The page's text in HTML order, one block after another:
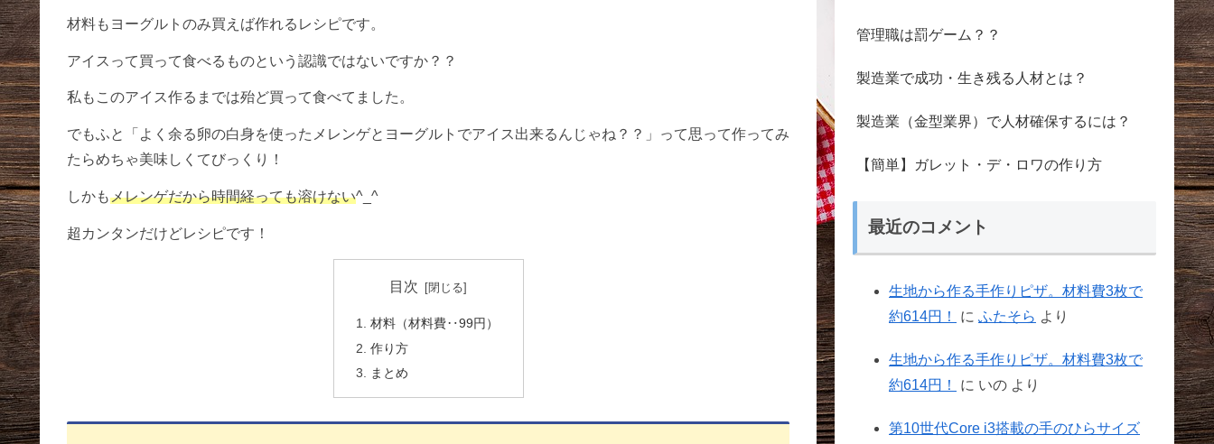
材料もヨーグルトのみ買えば作れるレシピです。
アイスって買って食べるものという認識ではないですか？？
私もこのアイス作るまでは殆ど買って食べてました。
でもふと「よく余る卵の白身を使ったメレンゲとヨーグルトでアイス出来るんじゃね？？」って思って作ってみ
たらめちゃ美味しくてびっくり！
しかもメレンゲだから時間経っても溶けない^_^
超カンタンだけどレシピです！
目次
材料（材料費‥99円）
作り方
まとめ
管理職は罰ゲーム？？
製造業で成功・生き残る人材とは？
製造業（金型業界）で人材確保するには？
【簡単】ガレット・デ・ロワの作り方
最近のコメント
生地から作る手作りピザ。材料費3枚で
約614円！
に ふたそら より
生地から作る手作りピザ。材料費3枚で
約614円！
に いの より
第10世代Core i3搭載の手のひらサイズ